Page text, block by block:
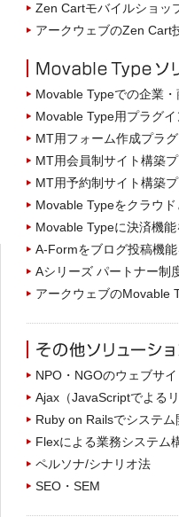
Zen Cartモバイルショッ
アークウェブのZen Cart
Movable Typeでの企業
Movable Type用プラグ
MT用フォーム作成プラ
MT用会員制サイト構築
MT用予約制サイト構築
Movable Typeをクラウ
Movable Typeに決済機
A-Formをブログ投稿機
Aシリーズ パートナー制
アークウェブのMovable
NPO・NGOのウェブサ
Ajax（JavaScriptでよるリ
Ruby on Railsでシステム
Flexによる業務システム
ペルソナ/シナリオ法
SEO・SEM